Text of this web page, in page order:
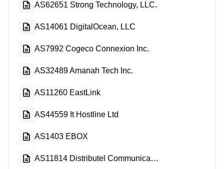
AS62651 Strong Technology, LLC.
AS14061 DigitalOcean, LLC
AS7992 Cogeco Connexion Inc.
AS32489 Amanah Tech Inc.
AS11260 EastLink
AS44559 It Hostline Ltd
AS1403 EBOX
AS11814 Distributel Communications Limited